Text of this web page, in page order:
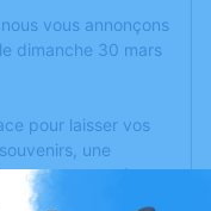
vous annonçons
dimanche 30 mars
pour laisser vos
une
travers des poèmes
dédié à